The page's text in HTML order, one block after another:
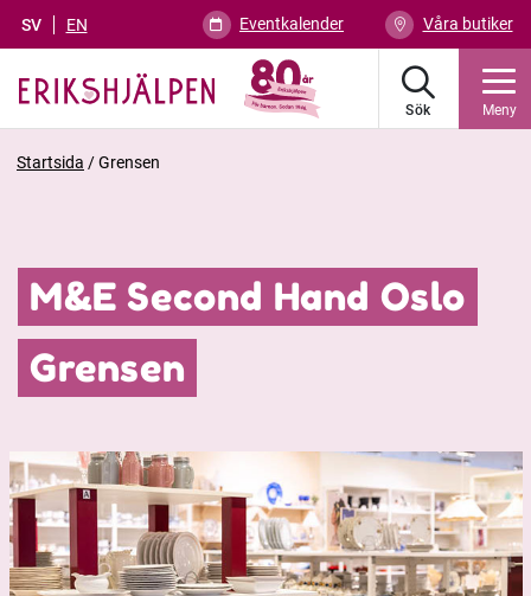
SV EN Eventkalender Våra butiker
Sök Meny
Startsida /Grensen
M&E Second Hand Oslo
Grensen